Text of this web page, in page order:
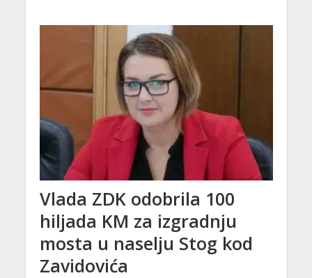
Vlada ZDK odobrila 100
hiljada KM za izgradnju
mosta u naselju Stog kod
Zavidovića